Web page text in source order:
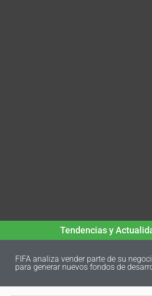
Tendencias y
FIFA analiza vender parte de su
para generar nuevos fondos de